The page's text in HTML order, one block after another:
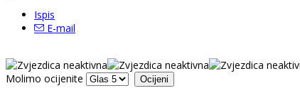
Ispis
E-mail
Molimo ocijenite